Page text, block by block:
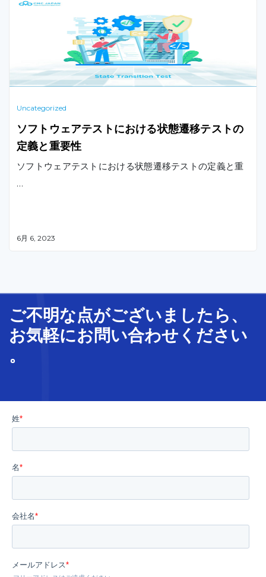
略を立てるための7つコツををご紹介します。
Uncategorized
ソフトウェアテストにおける状態遷移テストの
定義と重要性
ソフトウェアテストにおける状態遷移テストの定義と重
…
6月 6, 2023
ご不明な点がございましたら、
お気軽にお問い合わせ ください
。